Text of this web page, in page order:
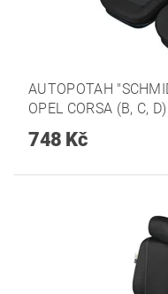
AUTOPOTAH
OPEL CORSA (B, C,
748 Kč